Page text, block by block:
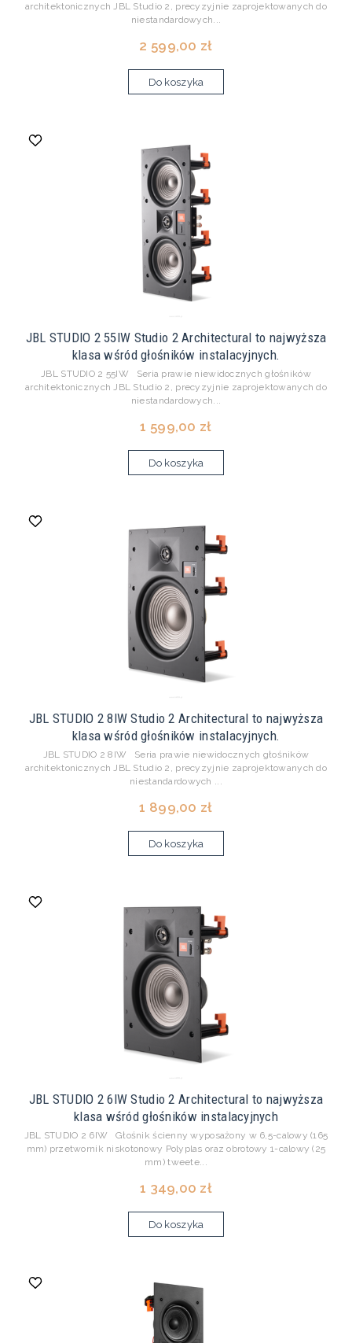
architektonicznych JBL Studio 2, precyzyjnie zaprojektowanych do
niestandardowych...
2 599,00 zł
Do koszyka
JBL STUDIO 2 55IW Studio 2 Architectural to najwyższa
klasa wśród głośników instalacyjnych.
JBL STUDIO 2 55IW Seria prawie niewidocznych głośników
architektonicznych JBL Studio 2, precyzyjnie zaprojektowanych do
niestandardowych...
1 599,00 zł
Do koszyka
JBL STUDIO 2 8IW Studio 2 Architectural to najwyższa
klasa wśród głośników instalacyjnych.
JBL STUDIO 2 8IW Seria prawie niewidocznych głośników
architektonicznych JBL Studio 2, precyzyjnie zaprojektowanych do
niestandardowych ...
1 899,00 zł
Do koszyka
JBL STUDIO 2 6IW Studio 2 Architectural to najwyższa
klasa wśród głośników instalacyjnych
JBL STUDIO 2 6IW Głośnik ścienny wyposażony w 6,5-calowy (165
mm) przetwornik niskotonowy Polyplas oraz obrotowy 1-calowy (25
mm) tweete...
1 349,00 zł
Do koszyka